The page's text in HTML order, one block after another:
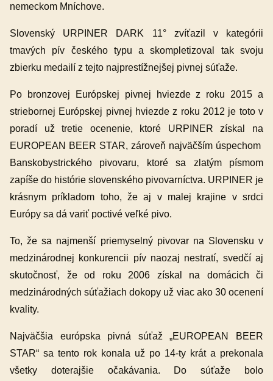
nemeckom Mníchove.
Slovenský URPINER DARK 11° zvíťazil v kategórii
tmavých pív českého typu a skompletizoval tak svoju
zbierku medailí z tejto najprestížnejšej pivnej súťaže.
Po bronzovej Európskej pivnej hviezde z roku 2015 a
striebornej Európskej pivnej hviezde z roku 2012 je toto v
poradí už tretie ocenenie, ktoré URPINER získal na
EUROPEAN BEER STAR, zároveň najväčším úspechom
Banskobystrického pivovaru, ktoré sa zlatým písmom
zapíše do histórie slovenského pivovarníctva. URPINER je
krásnym príkladom toho, že aj v malej krajine v srdci
Európy sa dá variť poctivé veľké pivo.
To, že sa najmenší priemyselný pivovar na Slovensku v
medzinárodnej konkurencii pív naozaj nestratí, svedčí aj
skutočnosť, že od roku 2006 získal na domácich či
medzinárodných súťažiach dokopy už viac ako 30 ocenení
kvality.
Najväčšia európska pivná súťaž „EUROPEAN BEER
STAR“ sa tento rok konala už po 14-ty krát a prekonala
všetky doterajšie očakávania. Do súťaže bolo